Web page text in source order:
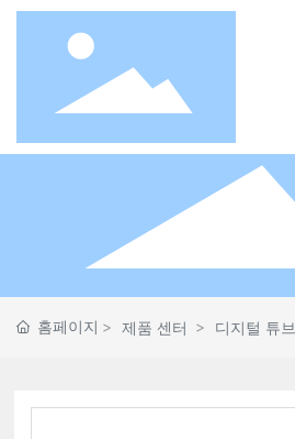
제품전시
홈페이지 제품 센터 디지털 튜브